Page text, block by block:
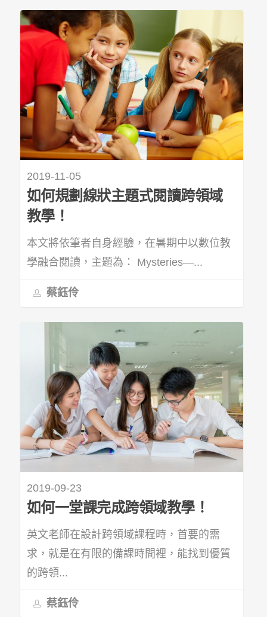
2019-11-05
如何規劃線狀主題式閱讀跨領域
教學！
本文將依筆者自身經驗，在暑期中以數位教
學融合閱讀，主題為： Mysteries—...
蔡鈺伶
2019-09-23
如何一堂課完成跨領域教學！
英文老師在設計跨領域課程時，首要的需
求，就是在有限的備課時間裡，能找到優質
的跨領...
蔡鈺伶